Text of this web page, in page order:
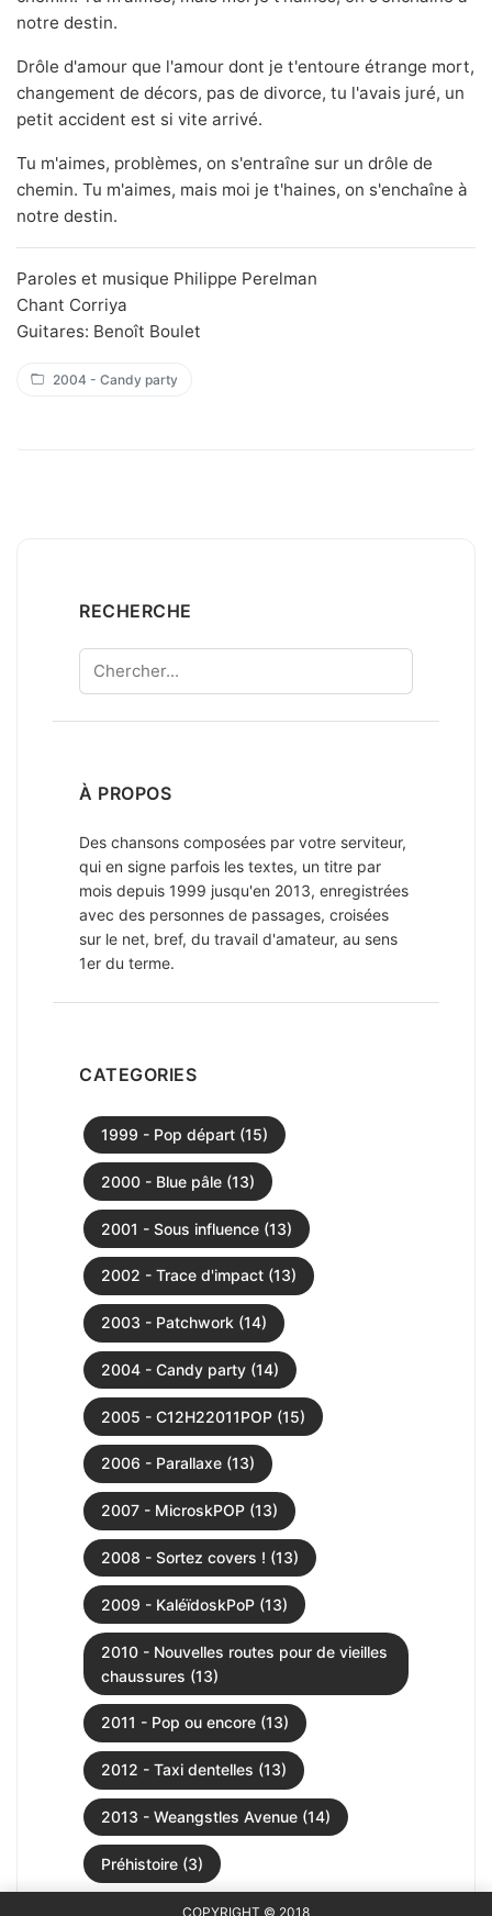
notre destin.
Drôle d'amour que l'amour dont je t'entoure étrange mort,
changement de décors, pas de divorce, tu l'avais juré, un
petit accident est si vite arrivé.
Tu m'aimes, problèmes, on s'entraîne sur un drôle de
chemin. Tu m'aimes, mais moi je t'haines, on s'enchaîne à
notre destin.
Paroles et musique Philippe Perelman
Chant Corriya
Guitares: Benoît Boulet
2004 - Candy party
RECHERCHE
Chercher
À PROPOS
Des chansons composées par votre serviteur,
qui en signe parfois les textes, un titre par
mois depuis 1999 jusqu'en 2013, enregistrées
avec des personnes de passages, croisées
sur le net, bref, du travail d'amateur, au sens
1er du terme.
CATEGORIES
1999 - Pop départ (15)
2000 - Blue pâle (13)
2001 - Sous influence (13)
2002 - Trace d'impact (13)
2003 - Patchwork (14)
2004 - Candy party (14)
2005 - C12H22011POP (15)
2006 - Parallaxe (13)
2007 - MicroskPOP (13)
2008 - Sortez covers ! (13)
2009 - KaléïdoskPoP (13)
2010 - Nouvelles routes pour de vieilles
chaussures (13)
2011 - Pop ou encore (13)
2012 - Taxi dentelles (13)
2013 - Weangstles Avenue (14)
Préhistoire (3)
COPYRIGHT © 2018